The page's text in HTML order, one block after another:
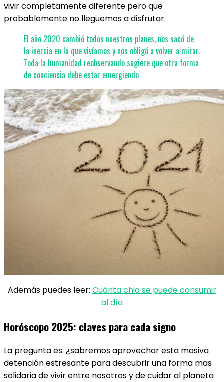
vivir completamente diferente pero que
probablemente no lleguemos a disfrutar.
El año 2020 cambió todos nuestros planes, nos sacó de
la inercia en la que vivíamos y nos obligó a volver a mirar.
Toda la humanidad reobservando sugiere que otra forma
de conciencia debe estar emergiendo
Además puedes leer: Cuánta chia se puede consumir
al día
Horóscopo 2025: claves para cada signo
La pregunta es: ¿sabremos aprovechar esta masiva
detención estresante para descubrir una forma mas
solidaria de vivir entre nosotros y de cuidar al planeta